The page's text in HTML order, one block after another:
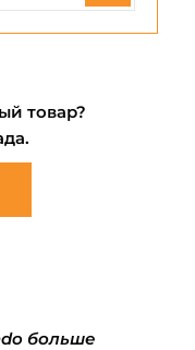
товар?
больше